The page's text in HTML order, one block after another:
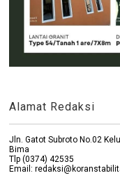
Alamat Redaksi
Jln. Gatot Subroto No.02
Bima
Tlp (0374) 42535
Email: